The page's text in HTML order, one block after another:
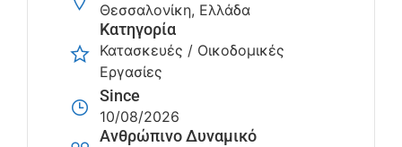
Θεσσαλονίκη, Ελλάδα
Κατηγορία
Κατασκευές / Οικοδομικές
Εργασίες
Since
10/08/2026
Ανθρώπινο Δυναμικό